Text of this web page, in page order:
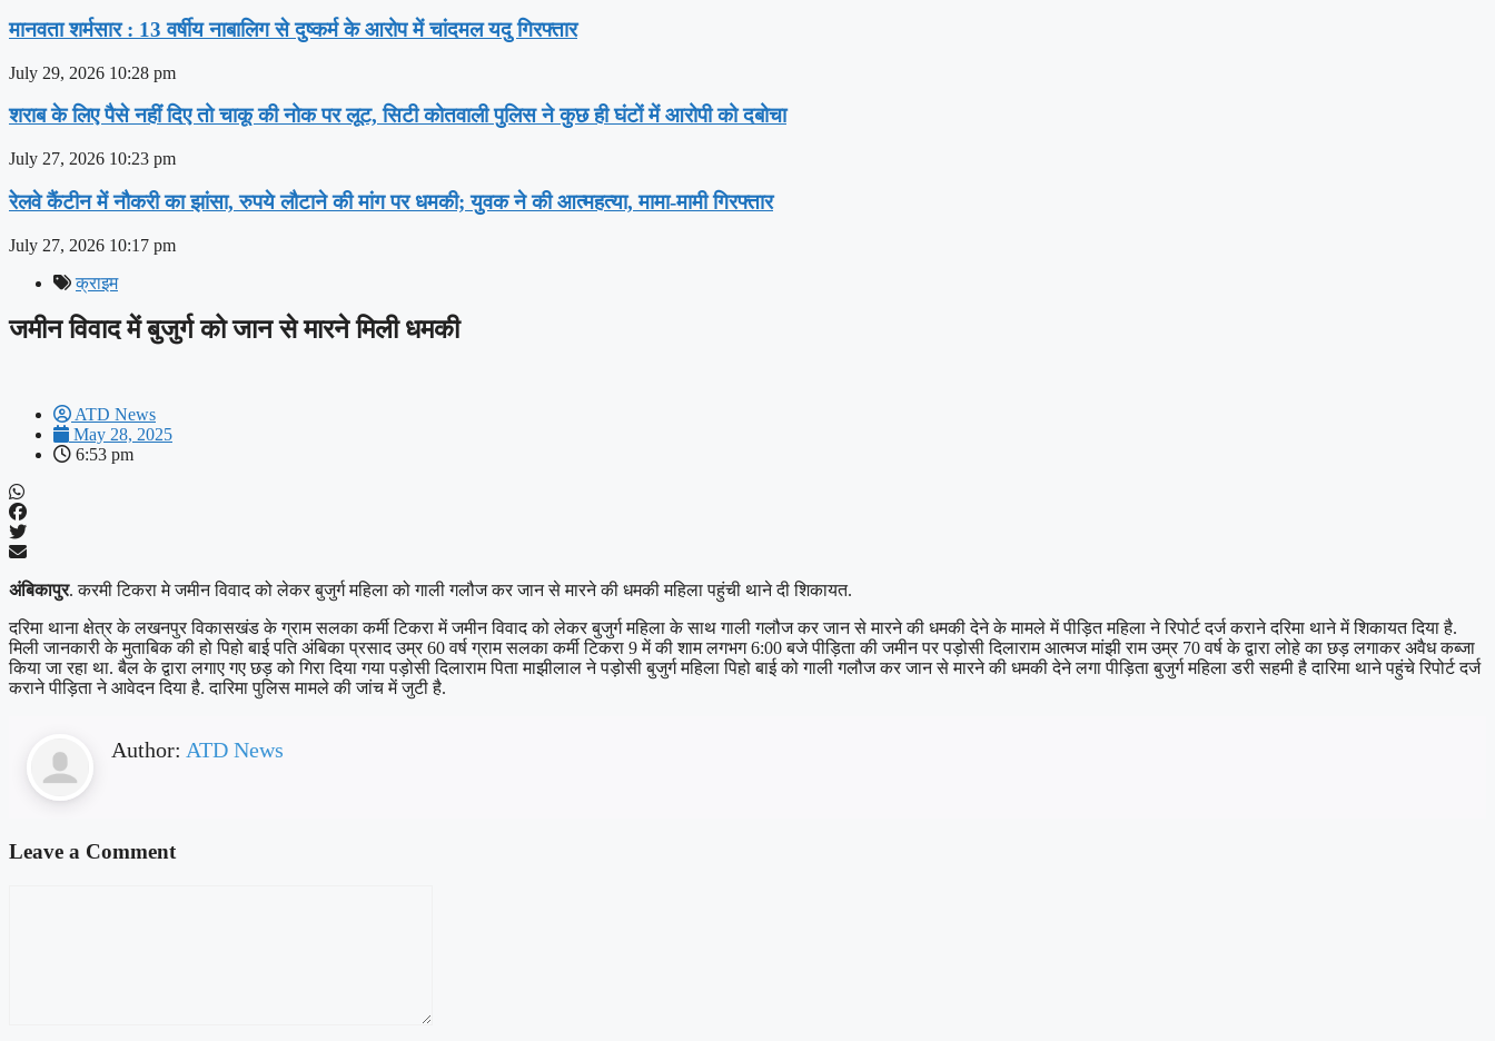
मानवता शर्मसार : 13 वर्षीय नाबालिग से दुष्कर्म के आरोप में चांदमल यदु गिरफ्तार
July 29, 2026 10:28 pm
शराब के लिए पैसे नहीं दिए तो चाकू की नोक पर लूट, सिटी कोतवाली पुलिस ने कुछ ही घंटों में आरोपी को दबोचा
July 27, 2026 10:23 pm
रेलवे कैंटीन में नौकरी का झांसा, रुपये लौटाने की मांग पर धमकी; युवक ने की आत्महत्या, मामा-मामी गिरफ्तार
July 27, 2026 10:17 pm
क्राइम
जमीन विवाद में बुजुर्ग को जान से मारने मिली धमकी
ATD News
May 28, 2025
6:53 pm
अंबिकापुर. करमी टिकरा मे जमीन विवाद को लेकर बुजुर्ग महिला को गाली गलौज कर जान से मारने की धमकी महिला पहुंची थाने दी शिकायत.
दरिमा थाना क्षेत्र के लखनपुर विकासखंड के ग्राम सलका कर्मी टिकरा में जमीन विवाद को लेकर बुजुर्ग महिला के साथ गाली गलौज कर जान से मारने की धमकी देने के मामले में पीड़ित महिला ने रिपोर्ट दर्ज कराने दरिमा थाने में शिकायत दिया है.
मिली जानकारी के मुताबिक की हो पिहो बाई पति अंबिका प्रसाद उम्र 60 वर्ष ग्राम सलका कर्मी टिकरा 9 में की शाम लगभग 6:00 बजे पीड़िता की जमीन पर पड़ोसी दिलाराम आत्मज मांझी राम उम्र 70 वर्ष के द्वारा लोहे का छड़ लगाकर अवैध कब्जा
किया जा रहा था. बैल के द्वारा लगाए गए छड़ को गिरा दिया गया पड़ोसी दिलाराम पिता माझीलाल ने पड़ोसी बुजुर्ग महिला पिहो बाई को गाली गलौज कर जान से मारने की धमकी देने लगा पीड़िता बुजुर्ग महिला डरी सहमी है दारिमा थाने पहुंचे रिपोर्ट दर्ज
कराने पीड़िता ने आवेदन दिया है. दारिमा पुलिस मामले की जांच में जुटी है.
Author: ATD News
Leave a Comment